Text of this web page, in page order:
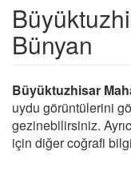
Bünyan
Büyüktuzhisar
uydu görüntülerini
gezinebilirsiniz.
için diğer coğrafi